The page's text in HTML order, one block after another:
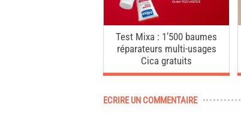
Test Mixa : 1’500 baumes
réparateurs multi-usages
Cica gratuits
ECRIRE UN COMMENTAIRE